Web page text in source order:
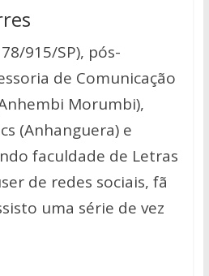
915/SP), pós-
de Comunicação
Morumbi),
(Anhanguera) e
faculdade de Letras
de redes sociais, fã
uma série de vez